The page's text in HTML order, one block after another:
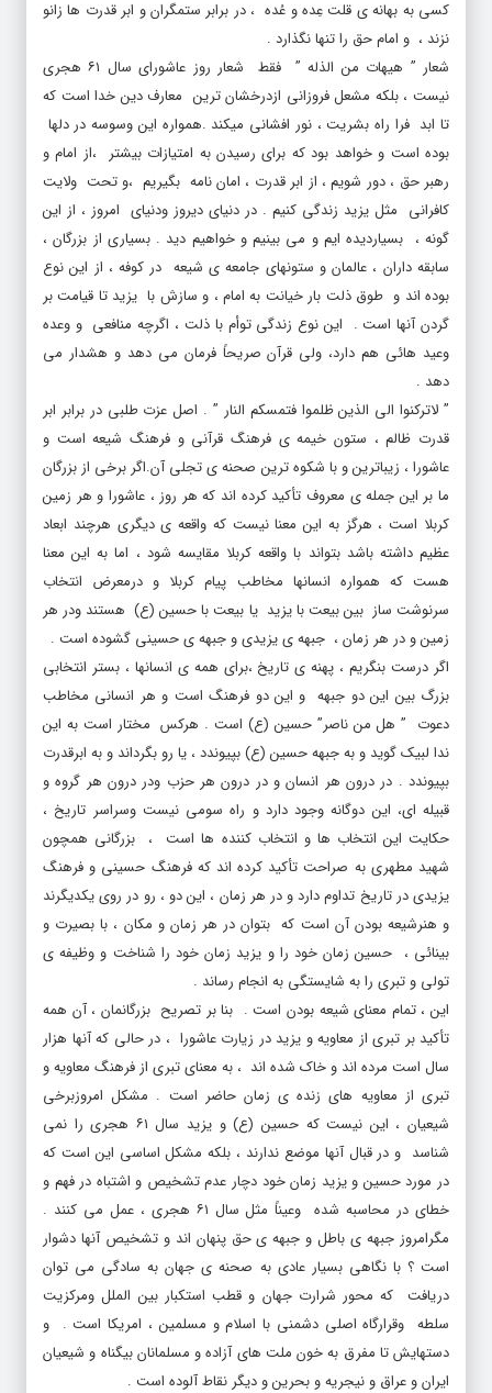
نزند ، و امام حق را تنها نگذارد .
نیست ، بلکه مشعل فروزانی ازدرخشان ترین معارف دین خدا است که
تا ابد فرا راه بشریت ، نور افشانی میکند .همواره این وسوسه در دلها
بوده است و خواهد بود که برای رسیدن به امتیازات بیشتر ،از امام و
رهبر حق ، دور شویم ، از ابر قدرت ، امان نامه بگیریم ،و تحت ولایت
کافرانی مثل یزید زندگی کنیم . در دنیای دیروز ودنیای امروز ، از این
گونه ، بسیاردیده ایم و می بینیم و خواهیم دید . بسیاری از بزرگان ،
سابقه داران ، عالمان و ستونهای جامعه ی شیعه در کوفه ، از این نوع
بوده اند و طوق ذلت بار خیانت به امام ، و سازش با یزید تا قیامت بر
گردن آنها است . این نوع زندگی توأم با ذلت ، اگرچه منافعی و وعده
وعید هائی هم دارد، ولی قرآن صریحاً فرمان می دهد و هشدار می
دهد .
” لاترکنوا الی الذین ظلموا فتمسکم النار ” . اصل عزت طلبی در برابر ابر
قدرت ظالم ، ستون خیمه ی فرهنگ قرآنی و فرهنگ شیعه است و
عاشورا ، زیباترین و با شکوه ترین صحنه ی تجلی آن.اگر برخی از بزرگان
ما بر این جمله ی معروف تأکید کرده اند که هر روز ، عاشورا و هر زمین
کربلا است ، هرگز به این معنا نیست که واقعه ی دیگری هرچند ابعاد
عظیم داشته باشد بتواند با واقعه کربلا مقایسه شود ، اما به این معنا
هست که همواره انسانها مخاطب پیام کربلا و درمعرض انتخاب
سرنوشت ساز بین بیعت با یزید یا بیعت با حسین (ع) هستند ودر هر
زمین و در هر زمان ، جبهه ی یزیدی و جبهه ی حسینی گشوده است .
اگر درست بنگریم ، پهنه ی تاریخ ،برای همه ی انسانها ، بستر انتخابی
بزرگ بین این دو جبهه و این دو فرهنگ است و هر انسانی مخاطب
دعوت ” هل من ناصر” حسین (ع) است . هرکس مختار است به این
ندا لبیک گوید و به جبهه حسین (ع) بپیوندد ، یا رو بگرداند و به ابرقدرت
بپیوندد . در درون هر انسان و در درون هر حزب ودر درون هر گروه و
قبیله ای، این دوگانه وجود دارد و راه سومی نیست وسراسر تاریخ ،
حکایت این انتخاب ها و انتخاب کننده ها است ، بزرگانی همچون
شهید مطهری به صراحت تأکید کرده اند که فرهنگ حسینی و فرهنگ
یزیدی در تاریخ تداوم دارد و در هر زمان ، این دو ، رو در روی یکدیگرند
و هنرشیعه بودن آن است که بتوان در هر زمان و مکان ، با بصیرت و
بینائی ، حسین زمان خود را و یزید زمان خود را شناخت و وظیفه ی
تولی و تبری را به شایستگی به انجام رساند .
این ، تمام معنای شیعه بودن است . بنا بر تصریح بزرگانمان ، آن همه
تأکید بر تبری از معاویه و یزید در زیارت عاشورا ، در حالی که آنها هزار
سال است مرده اند و خاک شده اند ، به معنای تبری از فرهنگ معاویه و
تبری از معاویه های زنده ی زمان حاضر است . مشکل امروزبرخی
شیعیان ، این نیست که حسین (ع) و یزید سال ۶۱ هجری را نمی
شناسد و در قبال آنها موضع ندارند ، بلکه مشکل اساسی این است که
در مورد حسین و یزید زمان خود دچار عدم تشخیص و اشتباه در فهم و
خطای در محاسبه شده وعیناً مثل سال ۶۱ هجری ، عمل می کنند .
مگرامروز جبهه ی باطل و جبهه ی حق پنهان اند و تشخیص آنها دشوار
است ؟ با نگاهی بسیار عادی به صحنه ی جهان به سادگی می توان
دریافت که محور شرارت جهان و قطب استکبار بین الملل ومرکزیت
سلطه وقرارگاه اصلی دشمنی با اسلام و مسلمین ، امریکا است . و
دستهایش تا مفرق به خون ملت های آزاده و مسلمانان بیگناه و شیعیان
ایران و عراق و نیجریه و بحرین و دیگر نقاط آلوده است .
در خباثت و دنائت این شیطان مجسم ، همین بس که وزیر خارجه ی